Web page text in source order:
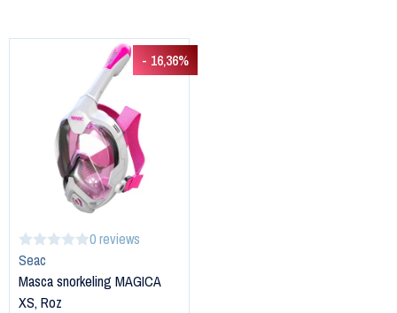
- 16,36%
0 reviews
Seac
Masca snorkeling MAGICA
XS, Roz